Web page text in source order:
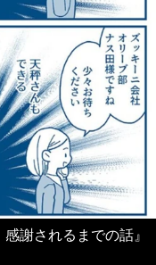
謝されるまでの話』